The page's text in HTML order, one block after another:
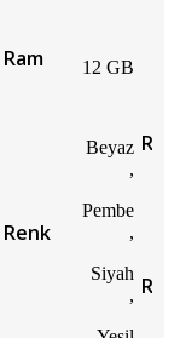
Ram 12 GB
Renk
Beyaz
,
Pembe
,
Siyah
,